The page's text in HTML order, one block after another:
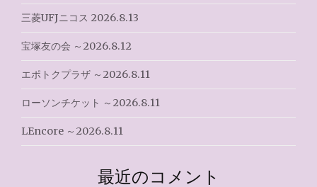
三菱UFJニコス 2026.8.13
宝塚友の会 ～2026.8.12
エポトクプラザ ～2026.8.11
ローソンチケット ～2026.8.11
LEncore ～2026.8.11
最近のコメント